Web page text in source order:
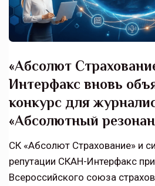
«Абсолют
Интерфакс вновь
конкурс для
«Абсолютный
СК «Абсолют Страхование» и
репутации СКАН-Интерфакс
Всероссийского союза